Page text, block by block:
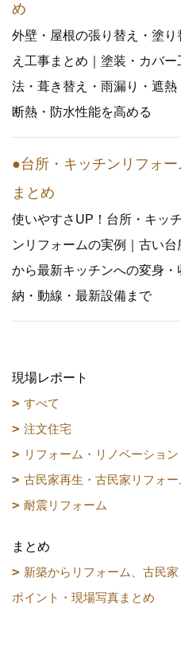
め
外壁・屋根の張り替え・塗り
え工事まとめ｜塗装・カバー
法・葺き替え・雨漏り・遮熱
断熱・防水性能を高める
●台所・キッチンリフォー
まとめ
使いやすさUP！台所・キッチ
ンリフォームの実例｜古い台
から最新キッチンへの変身・
納・動線・最新設備まで
現場レポート
すべて
注文住宅
リフォーム・リノベーション
古民家再生・古民家リフォ
耐震リフォーム
まとめ
新築からリフォーム、古民
ポイント・現場写真まとめ